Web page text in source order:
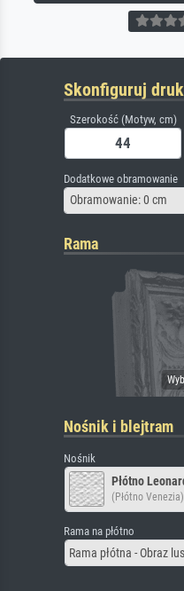
Skonfiguruj
Szerokość (Motyw, cm)
Dodatkowe obramowanie
Obramowanie: 0 cm
Rama
Nośnik i blejtram
Nośnik
Płótno
(Płótno Venezia)
Rama na płótno
Rama płótna - Obraz